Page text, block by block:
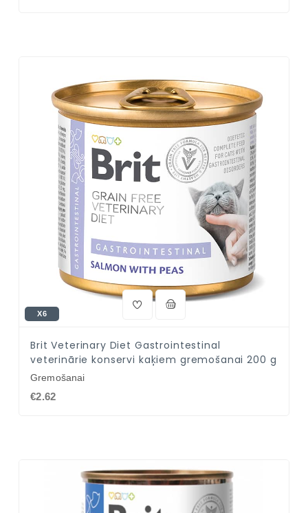
X6
Brit Veterinary Diet Gastrointestinal
veterinārie konservi kaķiem gremošanai 200 g
Gremošanai
€2.62